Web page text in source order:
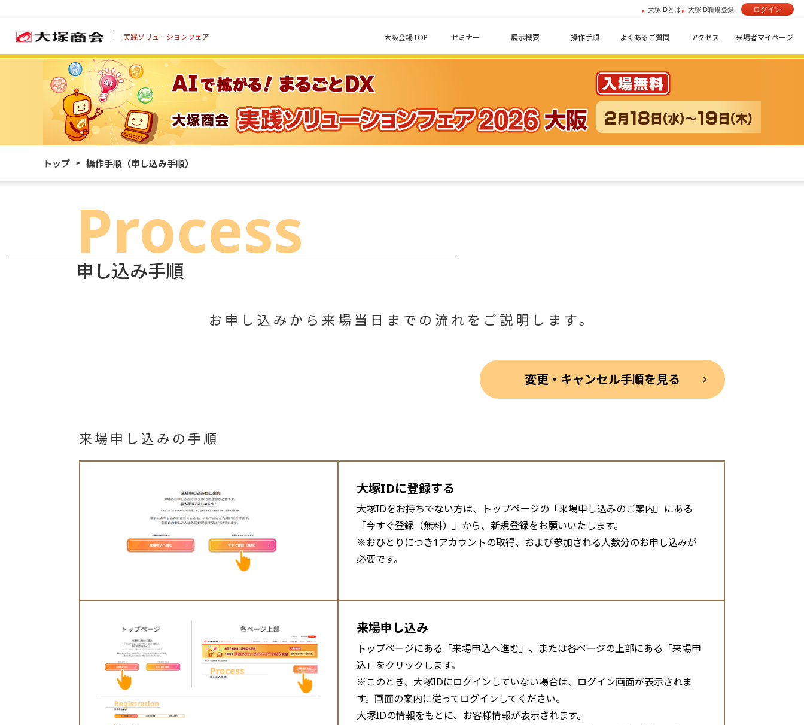
大塚IDとは 大塚ID新規登録 ログイン
実践ソリューションフェア 大阪会場TOP セミナー 展示概要 操作手順 よくあるご質問 アクセス 来場者マイページ
トップ 操作手順（申し込み手順）
Process
申し込み手順
お申し込みから来場当日までの流れをご説明します。
変更・キャンセル手順を見る
来場申し込みの手順
大塚IDに登録する
大塚IDをお持ちでない方は、トップページの「来場申し込みのご案内」にある
「今すぐ登録（無料）」から、新規登録をお願いいたします。
※おひとりにつき1アカウントの取得、および参加される人数分のお申し込みが
必要です。
来場申し込み
トップページにある「来場申込へ進む」、または各ページの上部にある「来場申
込」をクリックします。
※このとき、大塚IDにログインしていない場合は、ログイン画面が表示されま
す。画面の案内に従ってログインしてください。
大塚IDの情報をもとに、お客様情報が表示されます。